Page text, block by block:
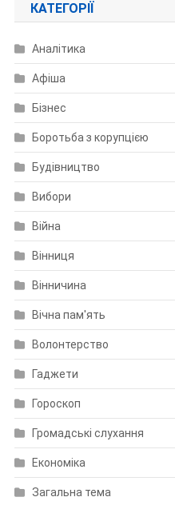
КАТЕГОРІЇ
Аналітика
Афіша
Бізнес
Боротьба з корупцією
Будівництво
Вибори
Війна
Вінниця
Вінничина
Вічна пам'ять
Волонтерство
Гаджети
Гороскоп
Громадські слухання
Економіка
Загальна тема